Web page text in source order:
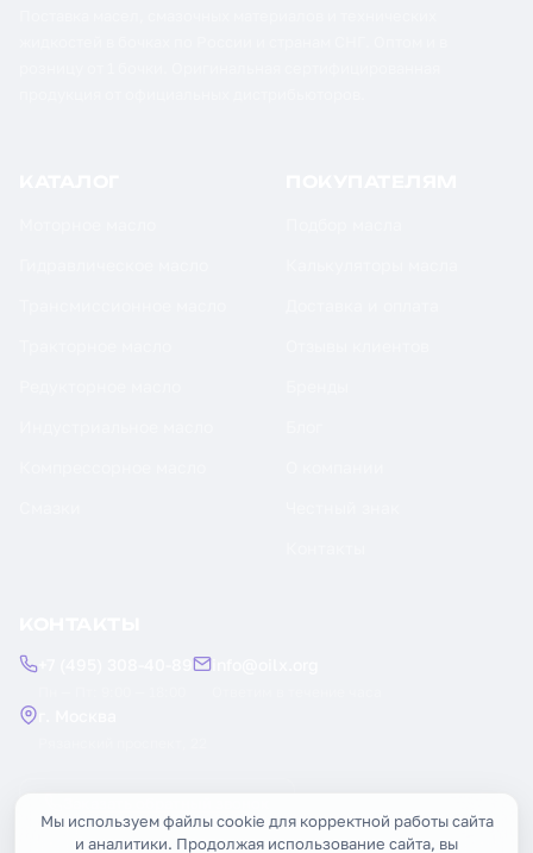
Мы используем файлы cookie для корректной работы сайта
и аналитики. Продолжая использование сайта, вы